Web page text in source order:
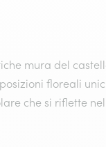
mura del
floreali
che si riflette